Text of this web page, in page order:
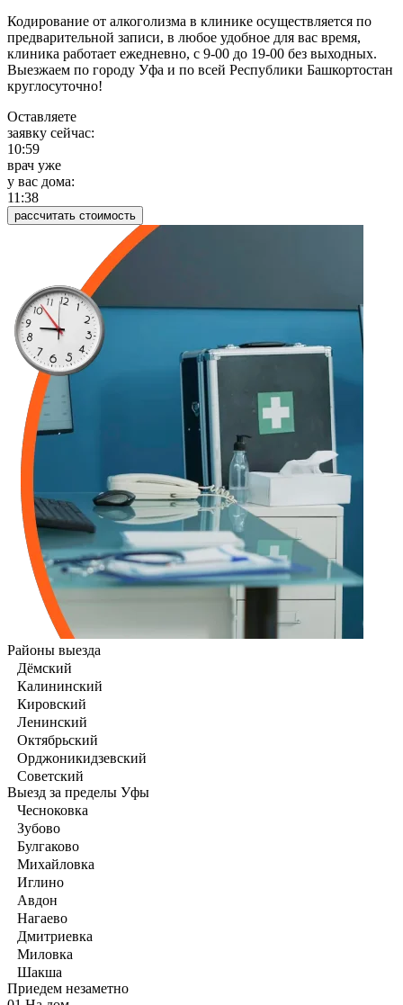
Кодирование от алкоголизма в клинике осуществляется по
предварительной записи, в любое удобное для вас время,
клиника работает ежедневно, с 9-00 до 19-00 без выходных.
Выезжаем по городу Уфа и по всей Республики Башкортостан
круглосуточно!
Оставляете
заявку сейчас:
10:59
врач уже
у вас дома:
11:38
рассчитать стоимость
Районы выезда
Дёмский
Калининский
Кировский
Ленинский
Октябрьский
Орджоникидзевский
Советский
Выезд за пределы Уфы
Чесноковка
Зубово
Булгаково
Михайловка
Иглино
Авдон
Нагаево
Дмитриевка
Миловка
Шакша
Приедем незаметно